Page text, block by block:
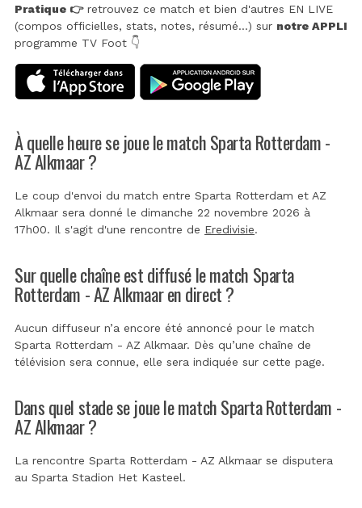
Pratique 👉retrouvez ce match et bien d'autres EN LIVE
(compos officielles, stats, notes, résumé...) sur notre APPLI
programme TV Foot 👇
À quelle heure se joue le match Sparta Rotterdam -
AZ Alkmaar ?
Le coup d'envoi du match entre Sparta Rotterdam et AZ
Alkmaar sera donné le dimanche 22 novembre 2026 à
17h00. Il s'agit d'une rencontre de Eredivisie.
Sur quelle chaîne est diffusé le match Sparta
Rotterdam - AZ Alkmaar en direct ?
Aucun diffuseur n’a encore été annoncé pour le match
Sparta Rotterdam - AZ Alkmaar. Dès qu’une chaîne de
télévision sera connue, elle sera indiquée sur cette page.
Dans quel stade se joue le match Sparta Rotterdam -
AZ Alkmaar ?
La rencontre Sparta Rotterdam - AZ Alkmaar se disputera
au Sparta Stadion Het Kasteel.